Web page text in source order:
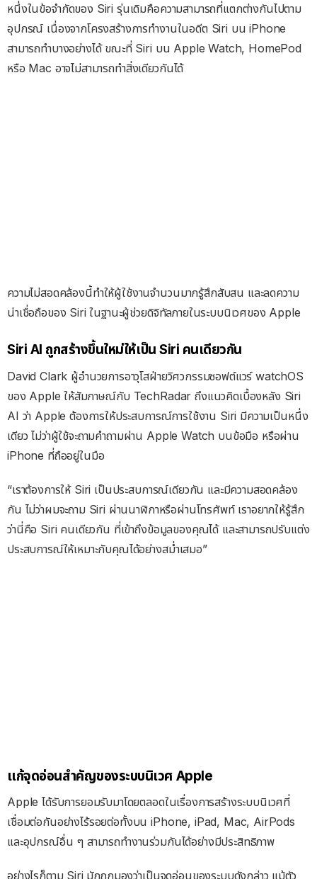
หนึ่งในข้อจำกัดของ Siri รุ่นเดิมคือความสามารถที่แตกต่างกันไปตาม
อุปกรณ์ เนื่องจากโครงสร้างการทำงานในอดีต Siri บน iPhone
สามารถทำบางอย่างได้ ขณะที่ Siri บน Apple Watch, HomePod
หรือ Mac อาจไม่สามารถทำสิ่งเดียวกันได้
ความไม่สอดคล้องนี้ทำให้ผู้ใช้งานจำนวนมากรู้สึกสับสน และลดความ
น่าเชื่อถือของ Siri ในฐานะผู้ช่วยดิจิทัลภายในระบบนิเวศของ Apple
Siri AI ถูกสร้างขึ้นใหม่ให้เป็น Siri คนเดียวกัน
David Clark ผู้อำนวยการอาวุโสฝ่ายวิศวกรรมซอฟต์แวร์ watchOS
ของ Apple ให้สัมภาษณ์กับ TechRadar ถึงแนวคิดเบื้องหลัง Siri
AI ว่า Apple ต้องการให้ประสบการณ์การใช้งาน Siri มีความเป็นหนึ่ง
เดียว ไม่ว่าผู้ใช้จะถามคำถามผ่าน Apple Watch บนข้อมือ หรือผ่าน
iPhone ที่ถืออยู่ในมือ
“เราต้องการให้ Siri เป็นประสบการณ์เดียวกัน และมีความสอดคล้อง
กัน ไม่ว่าผมจะถาม Siri ผ่านนาฬิกาหรือผ่านโทรศัพท์ เราอยากให้รู้สึก
ว่านี่คือ Siri คนเดียวกัน ที่เข้าถึงข้อมูลของคุณได้ และสามารถปรับแต่ง
ประสบการณ์ให้เหมาะกับคุณได้อย่างสม่ำเสมอ”
แก้จุดอ่อนสำคัญของระบบนิเวศ Apple
Apple ได้รับการยอมรับมาโดยตลอดในเรื่องการสร้างระบบนิเวศที่
เชื่อมต่อกันอย่างไร้รอยต่อทั้งบน iPhone, iPad, Mac, AirPods
และอุปกรณ์อื่น ๆ สามารถทำงานร่วมกันได้อย่างมีประสิทธิภาพ
อย่างไรก็ตาม Siri มักถูกมองว่าเป็นจุดอ่อนของระบบดังกล่าว แม้ตัว